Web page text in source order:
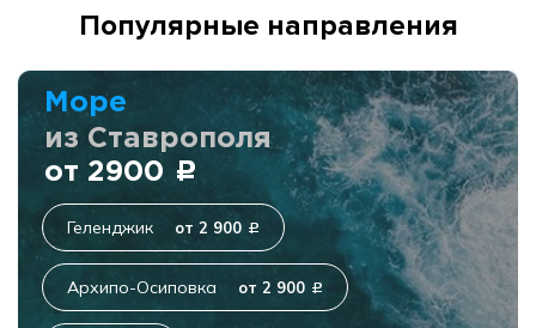
Популярные направления
Море
из Ставрополя
от 2900 c
Геленджик от 2 900 c
Архипо-Осиповка от 2 900 c